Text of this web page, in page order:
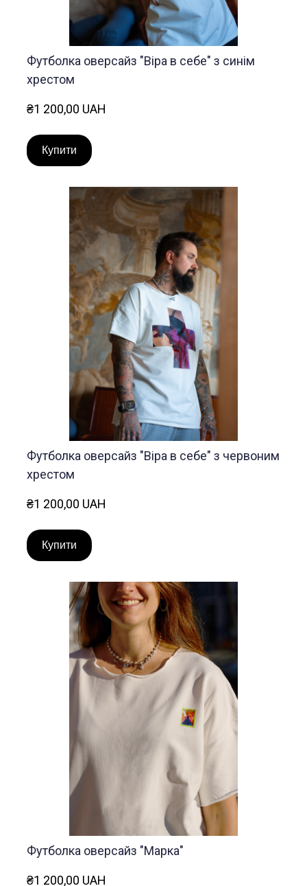
Футболка оверсайз "Віра в себе" з синім
хрестом
₴1 200,00 UAH
Купити
Футболка оверсайз "Віра в себе" з червоним
хрестом
₴1 200,00 UAH
Купити
Футболка оверсайз "Марка"
₴1 200,00 UAH